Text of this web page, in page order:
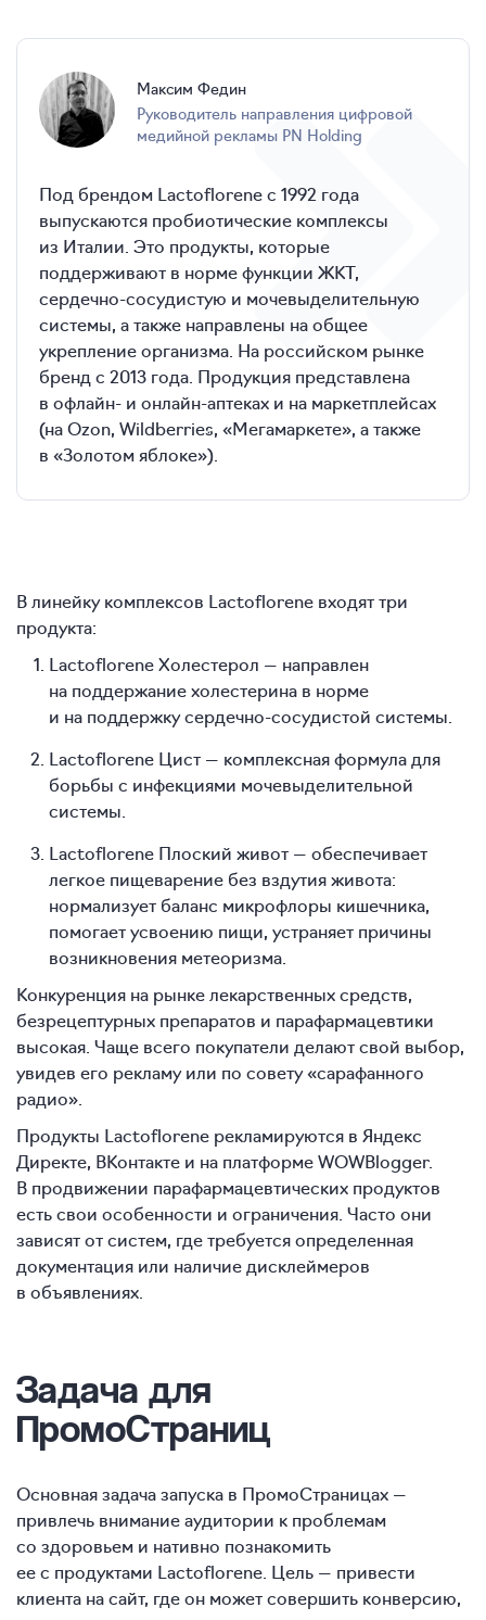
Максим Федин
руководитель направления цифровой
медийной рекламы PN Holding
Под брендом Lactoflorene с 1992 года
выпускаются пробиотические комплексы
из Италии. Это продукты, которые
поддерживают в норме функции ЖКТ,
сердечно-сосудистую и мочевыделительную
системы, а также направлены на общее
укрепление организма. На российском рынке
бренд с 2013 года. Продукция представлена
в офлайн- и онлайн-аптеках и на маркетплейсах
(на Ozon, Wildberries, «Мегамаркете», а также
в «Золотом яблоке»).
В линейку комплексов Lactoflorene входят три
продукта:
Lactoflorene Холестерол — направлен
на поддержание холестерина в норме
и на поддержку сердечно-сосудистой системы.
Lactoflorene Цист — комплексная формула для
борьбы с инфекциями мочевыделительной
системы.
Lactoflorene Плоский живот — обеспечивает
легкое пищеварение без вздутия живота:
нормализует баланс микрофлоры кишечника,
помогает усвоению пищи, устраняет причины
возникновения метеоризма.
Конкуренция на рынке лекарственных средств,
безрецептурных препаратов и парафармацевтики
высокая. Чаще всего покупатели делают свой выбор,
увидев его рекламу или по совету «сарафанного
радио».
Продукты Lactoflorene рекламируются в Яндекс
Директе, ВКонтакте и на платформе WOWBlogger.
В продвижении парафармацевтических продуктов
есть свои особенности и ограничения. Часто они
зависят от систем, где требуется определенная
документация или наличие дисклеймеров
в объявлениях.
Задача для
ПромоСтраниц
Основная задача запуска в ПромоСтраницах —
привлечь внимание аудитории к проблемам
со здоровьем и нативно познакомить
ее с продуктами Lactoflorene. Цель — привести
клиента на сайт, где он может совершить конверсию,